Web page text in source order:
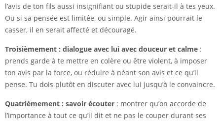
l’avis de ton fils aussi insignifiant ou stupide serait-il à tes yeux.
Ou si sa pensée est limitée, ou simple. Agir ainsi pourrait le
casser, il en serait affecté et découragé.
Troisièmement : dialogue avec lui avec douceur et calme :
prends garde à te mettre en colère ou être violent, à imposer
ton avis par la force, ou réduire à néant son avis et ce qu’il
pense. Tu dois plutôt en discuter avec lui jusqu’à le convaincre.
Quatrièmement : savoir écouter : montrer qu’on accorde de
l’importance à tout ce qu’il dit et ne pas le couper durant ses